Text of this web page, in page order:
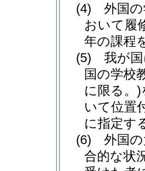
(4)
外国
おいて履
年の課程
(5)
我が
国の学校
に限る。)
いて位置
に指定す
(6)
外国
合的な状